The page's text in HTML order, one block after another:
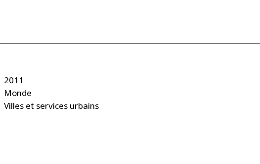
2011
Monde
Villes et services urbains